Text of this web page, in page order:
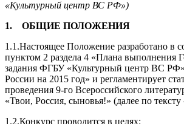
«Культурный центр ВС РФ»)
1. ОБЩИЕ ПОЛОЖЕНИЯ
1.1.Настоящее Положение разработано в
пунктом 2 раздела 4 «Плана выполнения
задания ФГБУ «Культурный центр ВС
России на 2015 год» и регламентирует
проведения 9-го Всероссийского
«Твои, Россия, сыновья!» (далее по
1.2.Конкурс проводится в целях: